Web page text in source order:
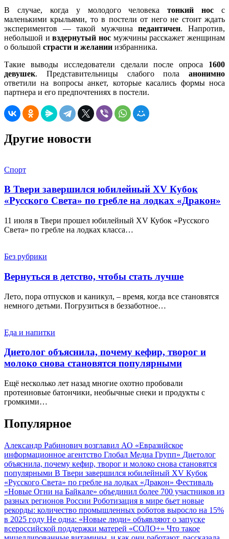
В случае, когда у молодого человекатонкий нос с
маленькими крыльями, то в постели от него не стоит ждать
экспериментов — такой мужчинапедантичен. Напротив,
небольшой ивздернутый нос мужчины расскажет женщинам
о большой страсти и желании избранника.
Такие выводы исследователи сделали после опроса 1600
девушек. Представительницы слабого пола анонимно
ответили на вопросы анкет, которые касались формы носа
партнера и его предпочтениях в постели.
Другие новости
Спорт
В Твери завершился юбилейный XV Кубок
«Русского Света» по гребле на лодках «Дракон»
11 июля в Твери прошел юбилейный XV Кубок «Русского
Света» по гребле на лодках класса…
Без рубрики
Вернуться в детство, чтобы стать лучше
Лето, пора отпусков и каникул, – время, когда все становятся
немного детьми. Погрузиться в беззаботное…
Еда и напитки
Диетолог объяснила, почему кефир, творог и
молоко снова становятся популярными
Ещё несколько лет назад многие охотно пробовали
протеиновые батончики, необычные снеки и продукты с
громкими…
Популярное
Александр Рабинович возглавил АО «Евразийское
информационное агентство Глобал Медиа Групп» Диетолог
объяснила, почему кефир, творог и молоко снова становятся
популярными В Твери завершился юбилейный XV Кубок
«Русского Света» по гребле на лодках «Дракон» Фестиваль
«Новые Огни на Байкале» объединил более 700 участников из
разных регионов России Роботизация в мире бьет новые
рекорды: количество промышленных роботов выросло на 15%
в 2025 году Не одна: «Новые люди» объявляют о запуске
всероссийской поддержки матерей «СОЛО+» Что такое